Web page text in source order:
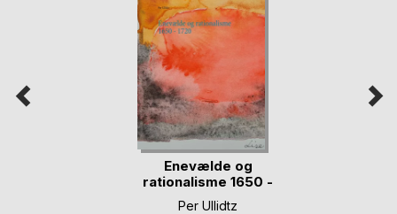
Enevælde og
rationalisme 1650 -
1720
Per Ullidtz